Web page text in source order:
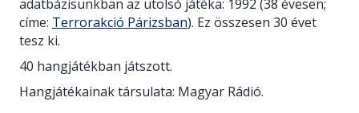
adatbázisunkban az utolsó játéka: 1992 (38 évesen;
címe: Terrorakció Párizsban). Ez összesen 30 évet
tesz ki.
40 hangjátékban játszott.
Hangjátékainak társulata: Magyar Rádió.